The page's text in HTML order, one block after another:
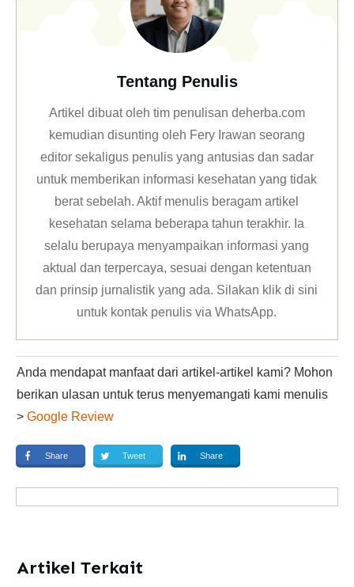
Tentang Penulis
Artikel dibuat oleh tim penulisan deherba.com
kemudian disunting oleh Fery Irawan seorang
editor sekaligus penulis yang antusias dan sadar
untuk memberikan informasi kesehatan yang tidak
berat sebelah. Aktif menulis beragam artikel
kesehatan selama beberapa tahun terakhir. Ia
selalu berupaya menyampaikan informasi yang
aktual dan terpercaya, sesuai dengan ketentuan
dan prinsip jurnalistik yang ada. Silakan klikdi sini
untuk kontak penulis via WhatsApp.
Anda mendapat manfaat dari artikel-artikel kami? Mohon
berikan ulasan untuk terus menyemangati kami menulis
> Google Review
Share Tweet Share
Artikel Terkait